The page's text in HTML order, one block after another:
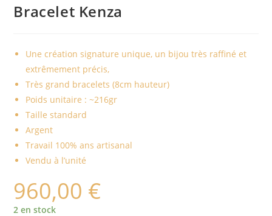
Bracelet Kenza
Une création signature unique, un bijou très raffiné et
extrêmement précis,
Très grand bracelets (8cm hauteur)
Poids unitaire : ~216gr
Taille standard
Argent
Travail 100% ans artisanal
Vendu à l’unité
960,00 €
2 en stock